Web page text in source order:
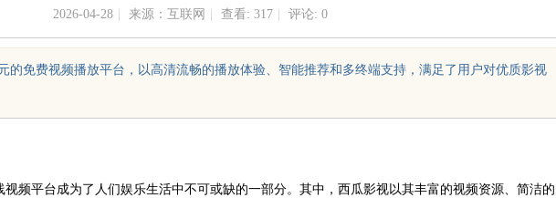
2026-04-28 来源：互联网 查看: 317 评论: 0
的免费视频播放平台，以高清流畅的播放体验、智能推荐和多终端支持，满足了用户对优质影视
频平台成为了人们娱乐生活中不可或缺的一部分。其中，西瓜影视以其丰富的视频资源、简洁的
新引擎与力量 代的领航者